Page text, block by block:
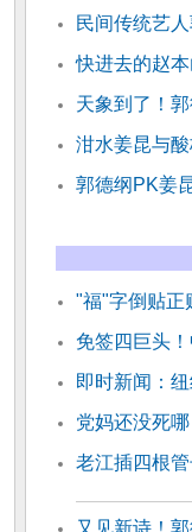
民间传统艺
快进去的赵
天象到了！
泔水姜昆与
郭德纲PK姜
"福"字倒贴正
免签四巨头
即时新闻：
党妈还没死
老江插四根
又见新诗！